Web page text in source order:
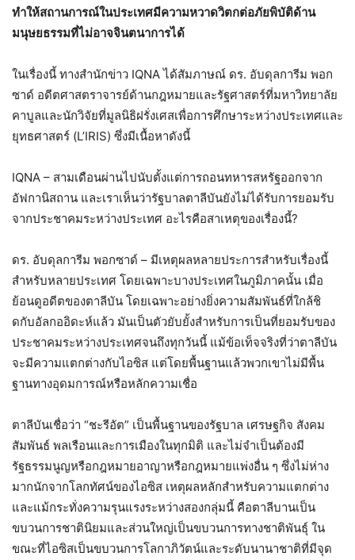
ทำให้สถานการณ์ในประเทศมีความหวาดวิตกต่อภัยพิบัติด้าน
มนุษยธรรมที่ไม่อาจจินตนาการได้
ในเรื่องนี้ ทางสำนักข่าว IQNA ได้สัมภาษณ์ ดร. อับดุลการีม พอก
ซาด์ อดีตศาสตราจารย์ด้านกฎหมายและรัฐศาสตร์ที่มหาวิทยาลัย
คาบูลและนักวิจัยที่มูลนิธิฝรั่งเศสเพื่อการศึกษาระหว่างประเทศและ
ยุทธศาสตร์ (L’IRIS) ซึ่งมีเนื้อหาดังนี้
IQNA – สามเดือนผ่านไปนับตั้งแต่การถอนทหารสหรัฐออกจาก
อัฟกานิสถาน และเราเห็นว่ารัฐบาลตาลีบันยังไม่ได้รับการยอมรับ
จากประชาคมระหว่างประเทศ อะไรคือสาเหตุของเรื่องนี้?
ดร. อับดุลการีม พอกซาด์ – มีเหตุผลหลายประการสำหรับเรื่องนี้
สำหรับหลายประเทศ โดยเฉพาะบางประเทศในภูมิภาคนั้น เมื่อ
ย้อนดูอดีตของตาลีบัน โดยเฉพาะอย่างยิ่งความสัมพันธ์ที่ใกล้ชิ
ดกับอัลกออิดะห์แล้ว มันเป็นตัวยับยั้งสำหรับการเป็นที่ยอมรับของ
ประชาคมระหว่างประเทศจนถึงทุกวันนี้ แม้ข้อเท็จจริงที่ว่าตาลีบัน
จะมีความแตกต่างกับไอซิส แต่โดยพื้นฐานแล้วพวกเขาไม่มีพื้น
ฐานทางอุดมการณ์หรือหลักความเชื่อ
ตาลีบันเชื่อว่า “ชะรีอัต” เป็นพื้นฐานของรัฐบาล เศรษฐกิจ สังคม
สัมพันธ์ พลเรือนและการเมืองในทุกมิติ และไม่จำเป็นต้องมี
รัฐธรรมนูญหรือกฎหมายอาญาหรือกฎหมายแพ่งอื่น ๆ ซึ่งไม่ห่าง
มากนักจากโลกทัศน์ของไอซิส เหตุผลหลักสำหรับความแตกต่าง
และแม้กระทั่งความรุนแรงระหว่างสองกลุ่มนี้ คือตาลีบานเป็น
ขบวนการชาตินิยมและส่วนใหญ่เป็นขบวนการทางชาติพันธุ์ ใน
ขณะที่ไอซิสเป็นขบวนการโลกาภิวัตน์และระดับนานาชาติที่มีจุด